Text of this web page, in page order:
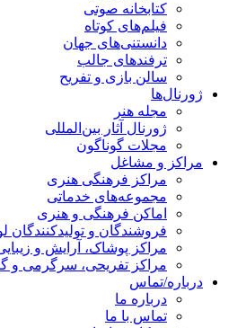
کتابخانه صوتی
فیلم‌های کوتاه
دانستنی‌های جهان
ترفندهای جالب
سالن بازی و تفریح
مجله هنر
ژورنال آثار بین‌المللی
مجلات گوناگون
و مشاغل
مراکز فرهنگی هنری
مجموعه‌های خدماتی
اماکن فرهنگی و هنری
فروشندگان و تولیدکنندگان لوازم
مراکز پوشاک، آرایش و زیبایی
مراکز تفریحی، سرگرمی و گردشگری
تماس
درباره ما
تماس با ما